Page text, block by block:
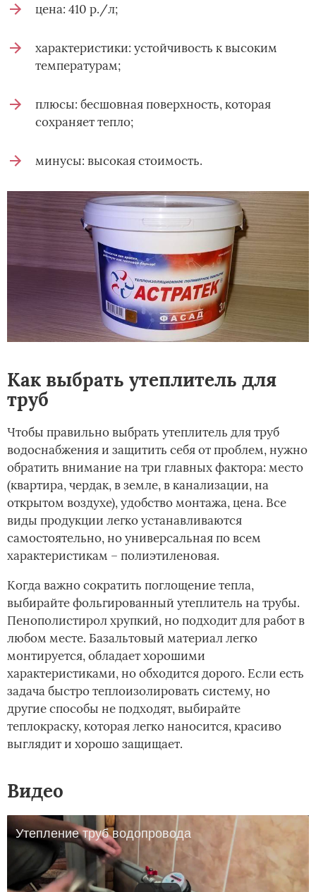
цена: 410 р./л;
характеристики: устойчивость к высоким
температурам;
плюсы: бесшовная поверхность, которая
сохраняет тепло;
минусы: высокая стоимость.
Как выбрать утеплитель для
труб
Чтобы правильно выбрать утеплитель для труб
водоснабжения и защитить себя от проблем, нужно
обратить внимание на три главных фактора: место
(квартира, чердак, в земле, в канализации, на
открытом воздухе), удобство монтажа, цена. Все
виды продукции легко устанавливаются
самостоятельно, но универсальная по всем
характеристикам – полиэтиленовая.
Когда важно сократить поглощение тепла,
выбирайте фольгированный утеплитель на трубы.
Пенополистирол хрупкий, но подходит для работ в
любом месте. Базальтовый материал легко
монтируется, обладает хорошими
характеристиками, но обходится дорого. Если есть
задача быстро теплоизолировать систему, но
другие способы не подходят, выбирайте
теплокраску, которая легко наносится, красиво
выглядит и хорошо защищает.
Видео
Утепление труб водопровода